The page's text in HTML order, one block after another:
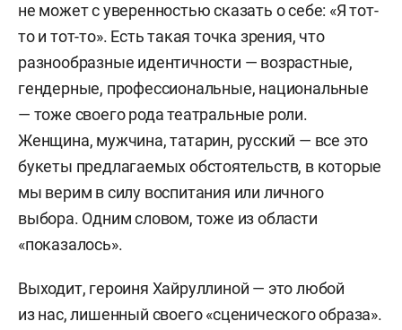
не может с уверенностью сказать о себе: «Я тот-
то и тот-то». Есть такая точка зрения, что
разнообразные идентичности — возрастные,
гендерные, профессиональные, национальные
— тоже своего рода театральные роли.
Женщина, мужчина, татарин, русский — все это
букеты предлагаемых обстоятельств, в которые
мы верим в силу воспитания или личного
выбора. Одним словом, тоже из области
«показалось».
Выходит, героиня Хайруллиной — это любой
из нас, лишенный своего «сценического образа».